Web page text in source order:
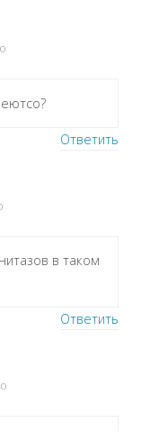
Ответить
в таком
Ответить